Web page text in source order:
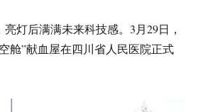
灯后满满未来科技感。3月29日，
舱”献血屋在四川省人民医院正式